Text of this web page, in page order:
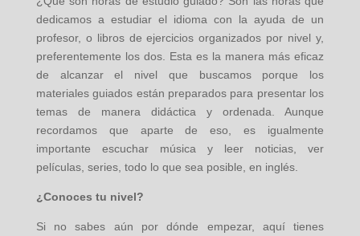
dedicamos a estudiar el idioma con la ayuda de un
profesor, o libros de ejercicios organizados por nivel y,
preferentemente los dos. Esta es la manera más eficaz
de alcanzar el nivel que buscamos porque los
materiales guiados están preparados para presentar los
temas de manera didáctica y ordenada. Aunque
recordamos que aparte de eso, es igualmente
importante escuchar música y leer noticias, ver
películas, series, todo lo que sea posible, en inglés.
¿Conoces tu nivel?
Si no sabes aún por dónde empezar, aquí tienes